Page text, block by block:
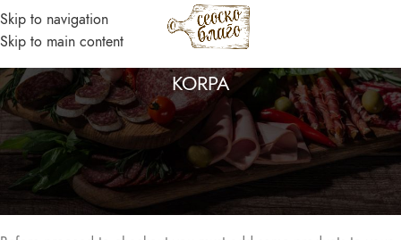
Skip to navigation
Skip to main content
MENI
KORPA
Vaša korpa je trenutno prazna.
● Dostupan — Seosko blago